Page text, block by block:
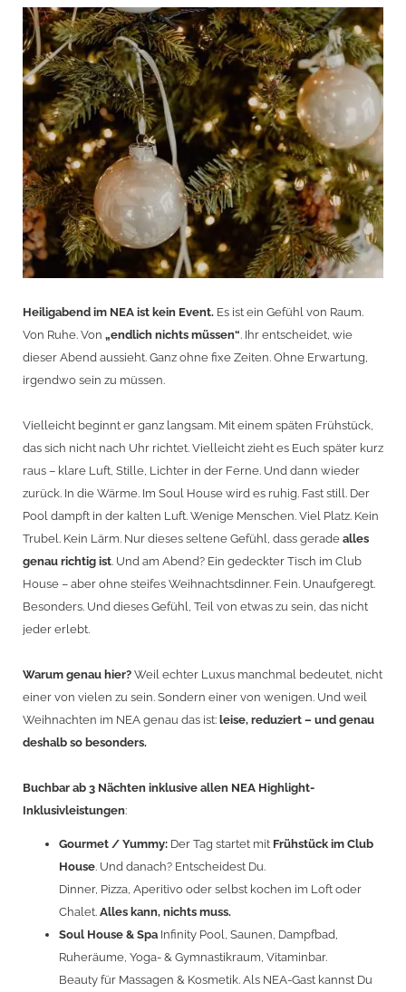
Heiligabend im NEA ist kein Event. Es ist ein Gefühl von Raum.
Von Ruhe. Von „endlich nichts müssen“. Ihr entscheidet, wie
dieser Abend aussieht. Ganz ohne fixe Zeiten. Ohne Erwartung,
irgendwo sein zu müssen.
Vielleicht beginnt er ganz langsam. Mit einem späten Frühstück,
das sich nicht nach Uhr richtet. Vielleicht zieht es Euch später kurz
raus – klare Luft, Stille, Lichter in der Ferne. Und dann wieder
zurück. In die Wärme. Im Soul House wird es ruhig. Fast still. Der
Pool dampft in der kalten Luft. Wenige Menschen. Viel Platz. Kein
Trubel. Kein Lärm. Nur dieses seltene Gefühl, dass gerade alles
genau richtig ist. Und am Abend? Ein gedeckter Tisch im Club
House – aber ohne steifes Weihnachtsdinner. Fein. Unaufgeregt.
Besonders. Und dieses Gefühl, Teil von etwas zu sein, das nicht
jeder erlebt.
Warum genau hier? Weil echter Luxus manchmal bedeutet, nicht
einer von vielen zu sein. Sondern einer von wenigen. Und weil
Weihnachten im NEA genau das ist: leise, reduziert – und genau
deshalb so besonders.
Buchbar ab 3 Nächten inklusive allen NEA Highlight-
Inklusivleistungen:
Gourmet / Yummy: Der Tag startet mit Frühstück im Club
House. Und danach? Entscheidest Du.
Dinner, Pizza, Aperitivo oder selbst kochen im Loft oder
Chalet. Alles kann, nichts muss.
Soul House & Spa Infinity Pool, Saunen, Dampfbad,
Ruheräume, Yoga- & Gymnastikraum, Vitaminbar.
Beauty für Massagen & Kosmetik. Als NEA-Gast kannst Du